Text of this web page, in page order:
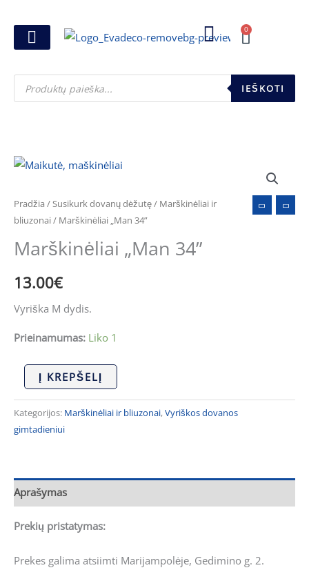
prie
turinio
0
Cart
Products
search IEŠKOTI
Pradžia / Susikurk dovanų dėžutę/ Marškinėliai ir
bliuzonai/ Marškinėliai „Man 34”
Marškinėliai „Man 34”
13.00€
Vyriška M dydis.
Prieinamumas: Liko 1
produkto
Marškinėliai
"Man
34"
Į KREPŠELĮ
Kategorijos: Marškinėliai ir bliuzonai,Vyriškos dovanos
gimtadieniui
Aprašymas
Prekių pristatymas:
Prekes galima atsiimti Marijampolėje, Gedimino g. 2.